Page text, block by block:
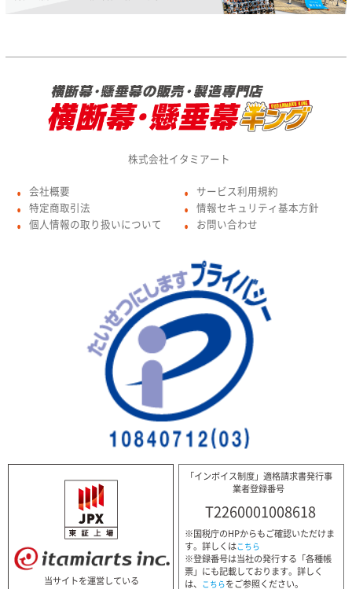
株式会社イタミアート
● 会社概要
● 特定商取引法
● 個人情報の取り扱いについて
● サービス利用規約
● 情報セキュリティ基本方針
● お問い合わせ
当サイトを運営している
「インボイス制度」適格請求書発行事
業者登録番号
T2260001008618
※国税庁のHPからもご確認いただけま
す。詳しくはこちら
※登録番号は当社の発行する「各種帳
票」にも記載しております。詳しく
は、 こちらをご参照ください。